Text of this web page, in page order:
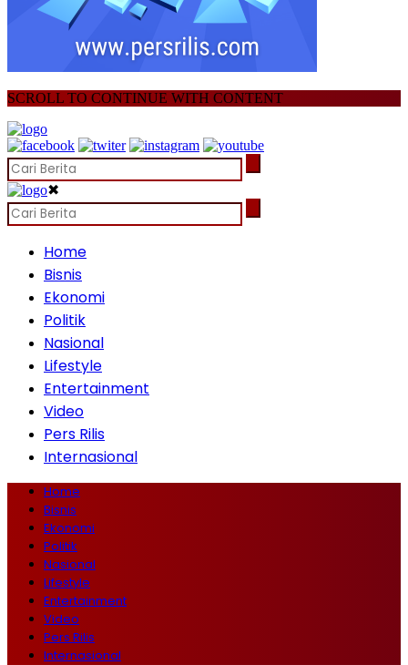
SCROLL TO CONTINUE WITH CONTENT
✖
Home
Bisnis
Ekonomi
Politik
Nasional
Lifestyle
Entertainment
Video
Pers Rilis
Internasional
Home
Bisnis
Ekonomi
Politik
Nasional
Lifestyle
Entertainment
Video
Pers Rilis
Internasional